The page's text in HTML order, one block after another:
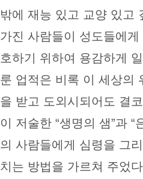
밖에 재능 있고 교양 있고
가진 사람들이 성도들에
호하기 위하여 용감하게
룬 업적은 비록 이 세상의
을 받고 도외시되어도 결
이 저술한 “생명의 샘”과 “
의 사람들에게 심령을 그
치는 방법을 가르쳐 주었